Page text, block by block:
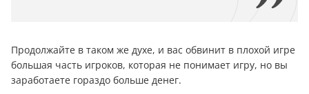
Продолжайте в таком же духе, и вас обвинит в плохой игре
большая часть игроков, которая не понимает игру, но вы
заработаете гораздо больше денег.